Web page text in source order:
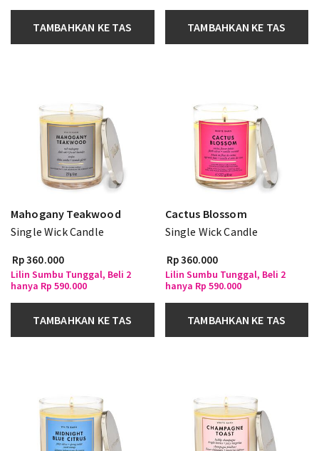
TAMBAHKAN KE TAS TAMBAHKAN KE TAS
Mahogany Teakwood
Single Wick Candle
Rp 360.000
Lilin Sumbu Tunggal, Beli 2
hanya Rp 590.000
TAMBAHKAN KE TAS
Cactus Blossom
Single Wick Candle
Rp 360.000
Lilin Sumbu Tunggal, Beli 2
hanya Rp 590.000
TAMBAHKAN KE TAS